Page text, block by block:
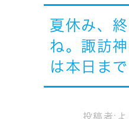
夏休み、
ね。諏訪
は本日まで
投稿者: